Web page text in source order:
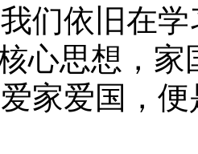
依旧在学
心思想，
家爱国，